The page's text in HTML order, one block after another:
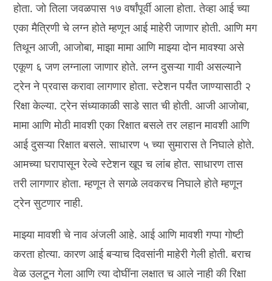
होता. जो तिला जवळपास १७ वर्षांपूर्वी आला होता. तेव्हा आई च्या
एका मैत्रिणी चे लग्न होते म्हणून आई माहेरी जाणार होती. आणि मग
तिथून आजी, आजोबा, माझा मामा आणि माझ्या दोन मावश्या असे
एकूण ६ जण लग्नाला जाणार होते. लग्न दुसऱ्या गावी असल्याने
ट्रेन ने प्रवास करावा लागणार होता. स्टेशन पर्यंत जाण्यासाठी २
रिक्षा केल्या. ट्रेन संध्याकाळी साडे सात ची होती. आजी आजोबा,
मामा आणि मोठी मावशी एका रिक्षात बसले तर लहान मावशी आणि
आई दुसऱ्या रिक्षात बसले. साधारण ५ च्या सुमारास ते निघाले होते.
आमच्या घरापासून रेल्वे स्टेशन खूप च लांब होत. साधारण तास
तरी लागणार होता. म्हणून ते सगळे लवकरच निघाले होते म्हणून
ट्रेन सुटणार नाही.
माझ्या मावशी चे नाव अंजली आहे. आई आणि मावशी गप्पा गोष्टी
करता होत्या. कारण आई बऱ्याच दिवसांनी माहेरी गेली होती. बराच
वेळ उलटून गेला आणि त्या दोघींना लक्षात च आले नाही की रिक्षा